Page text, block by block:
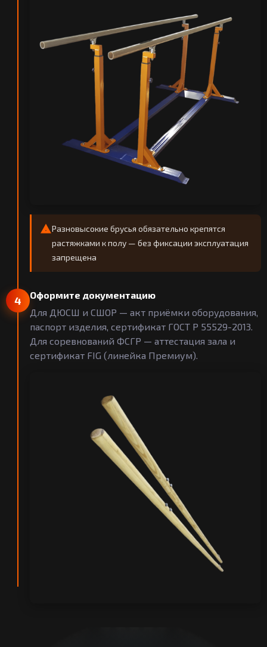
Разновысокие брусья обязательно крепятся
растяжками к полу — без фиксации эксплуатация
запрещена
4
Оформите документацию
Для ДЮСШ и СШОР — акт приёмки оборудования,
паспорт изделия, сертификат ГОСТ Р 55529-2013.
Для соревнований ФСГР — аттестация зала и
сертификат FIG (линейка Премиум).